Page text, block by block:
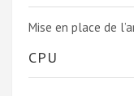
Mise en place de
CPU